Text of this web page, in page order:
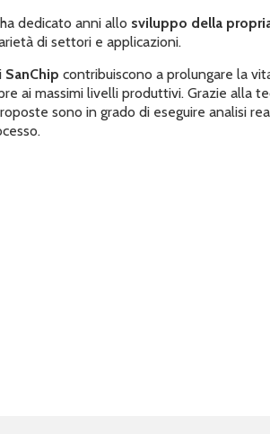
dedicato anni allo sviluppo della
di settori e applicazioni.
SanChip contribuiscono a prolungare la
ai massimi livelli produttivi. Grazie alla
sono in grado di eseguire analisi